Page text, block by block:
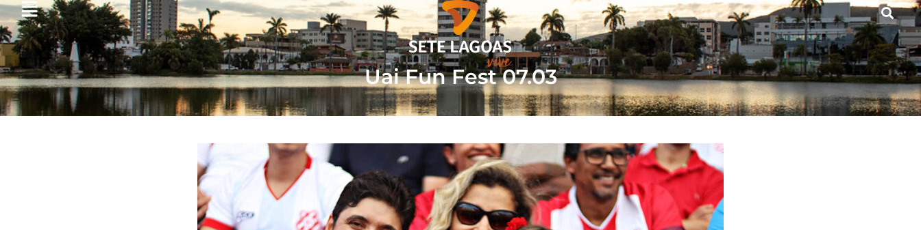
Quem somos Sete Lagoas Gastronomia Onde Ficar
Uai Fun Fest 07.03